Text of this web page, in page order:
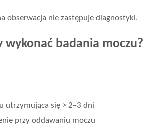
obserwacja nie zastępuje diagnostyki.
wykonać badania moczu?
utrzymująca się > 2–3 dni
przy oddawaniu moczu